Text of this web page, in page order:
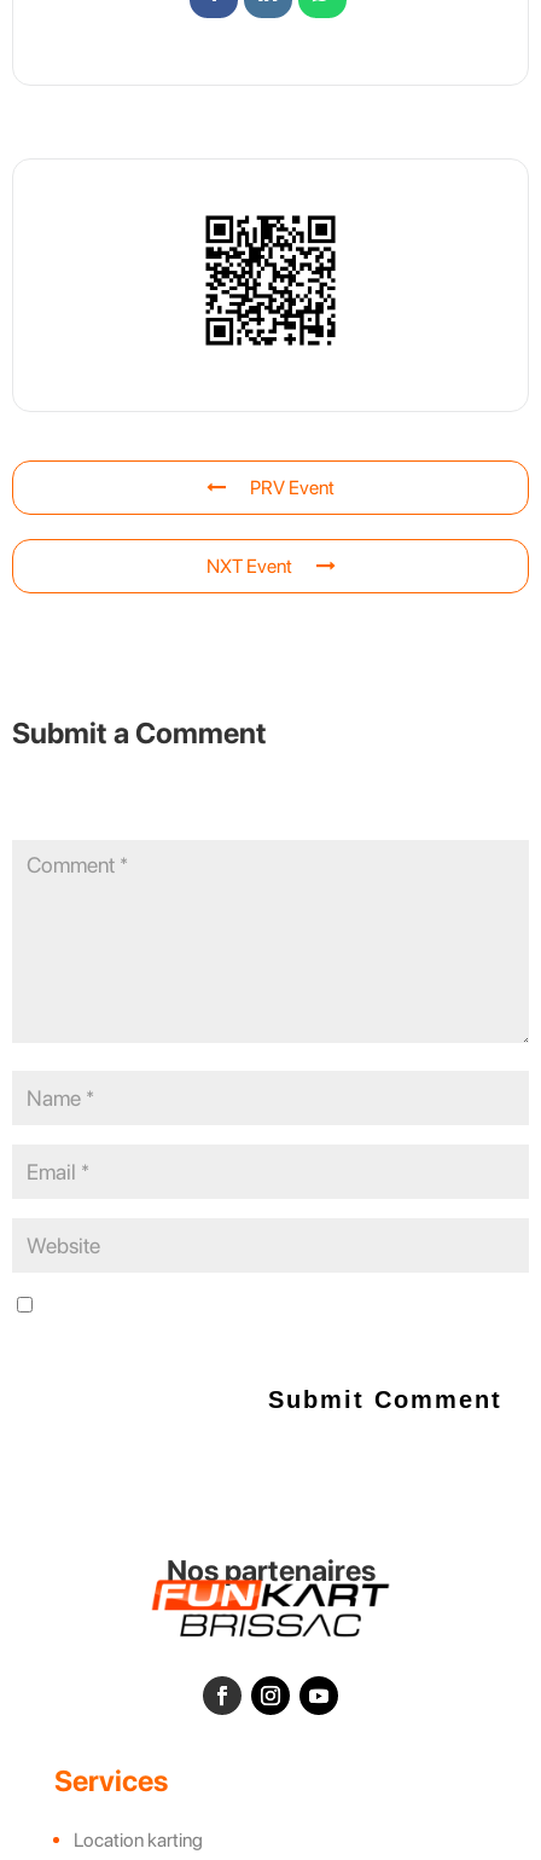
PRV Event
NXT Event
Submit a Comment
Nos partenaires
Services
Location karting